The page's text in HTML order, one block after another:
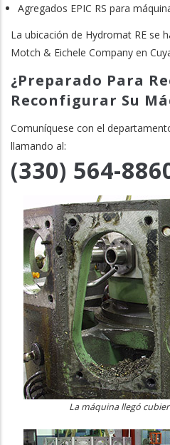
Agregados EPIC RS para
La ubicación de Hydromat RE se
Motch & Eichele Company en
¿Preparado Para
Reconfigurar Su
Comuníquese con el
llamando al:
(330) 564-
La máquina llegó